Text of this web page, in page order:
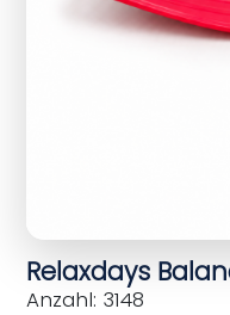
Relaxdays
Anzahl: 3148